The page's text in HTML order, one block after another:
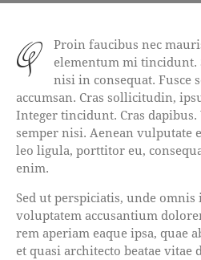
qProin faucibus nec mauris a sodales, sed
elementum mi tincidunt.
nisi in consequat. Fusce
accumsan. Cras sollicitudin,
Integer tincidunt. Cras
semper nisi. Aenean vulputate
leo ligula, porttitor eu,
enim.
Sed ut perspiciatis, unde
voluptatem accusantium
rem aperiam eaque ipsa, quae
et quasi architecto beatae vitae